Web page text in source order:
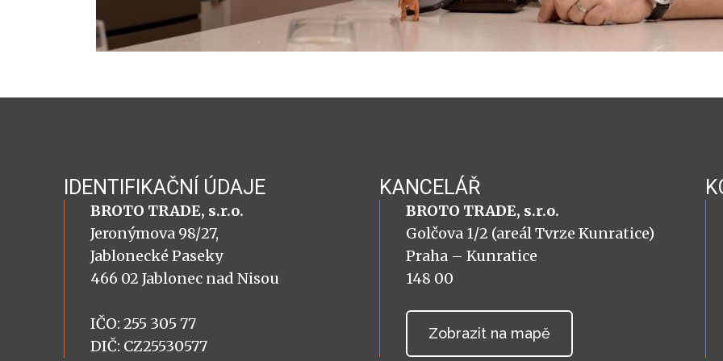
IDENTIFIKAČNÍ ÚDAJE
BROTO TRADE, s.r.o.
Jeronýmova 98/27,
Jablonecké Paseky
466 02 Jablonec nad Nisou
IČO: 255 305 77
DIČ: CZ25530577
KANCELÁŘ
BROTO TRADE, s.r.o.
Golčova 1/2 (areál Tvrze Kunratice)
Praha – Kunratice
148 00
Zobrazit na mapě